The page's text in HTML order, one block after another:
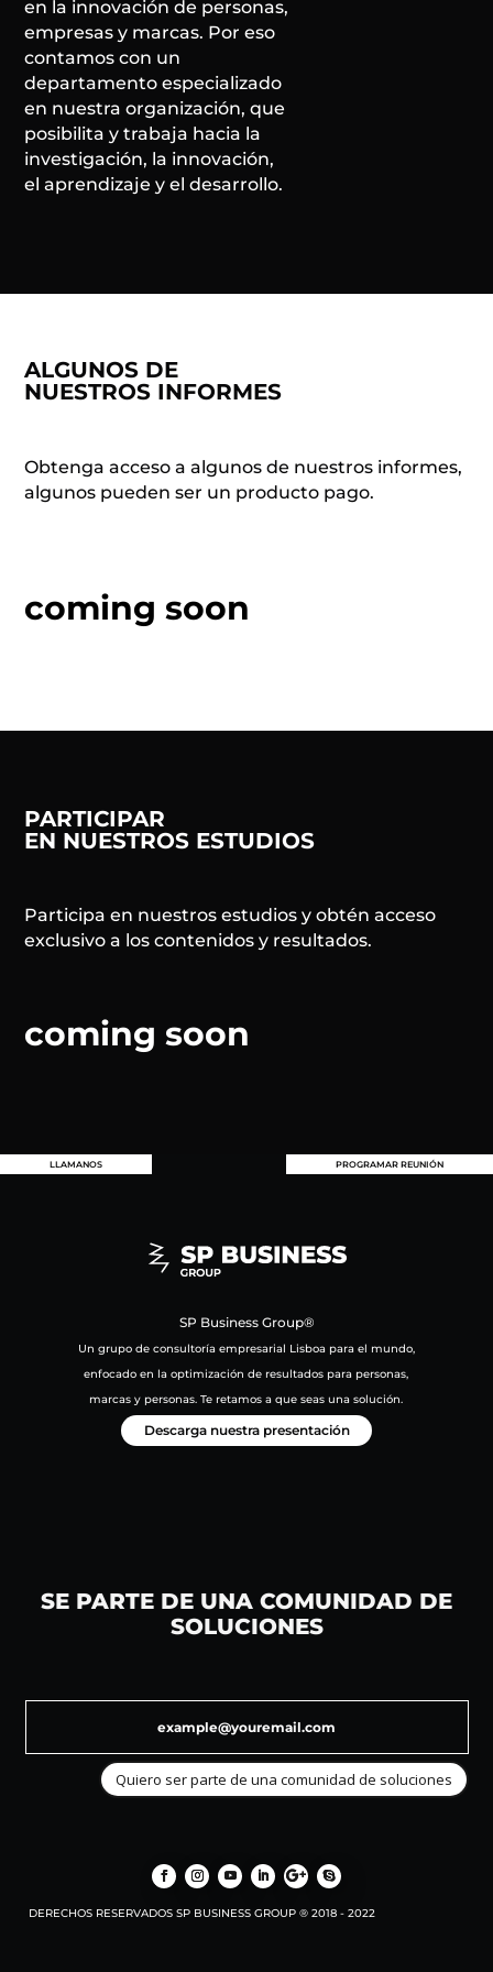
en la innovación de personas,
empresas y marcas. Por eso
contamos con un
departamento especializado
en nuestra organización, que
posibilita y trabaja hacia la
investigación, la innovación,
el aprendizaje y el desarrollo.
ALGUNOS DE
NUESTROS INFORMES
Obtenga acceso a algunos de nuestros informes,
algunos pueden ser un producto pago.
coming soon
PARTICIPAR
EN NUESTROS ESTUDIOS
Participa en nuestros estudios y obtén acceso
exclusivo a los contenidos y resultados.
coming soon
LLAMANOS PROGRAMAR REUNIÓN
SP Business Group®
Un grupo de consultoría empresarial Lisboa para el mundo,
enfocado en la optimización de resultados para personas,
marcas y personas. Te retamos a que seas una solución.
Descarga nuestra presentación
SE PARTE DE UNA COMUNIDAD DE
SOLUCIONES
Quiero ser parte de una comunidad de soluciones
DERECHOS RESERVADOS SP BUSINESS GROUP ® 2018 - 2022